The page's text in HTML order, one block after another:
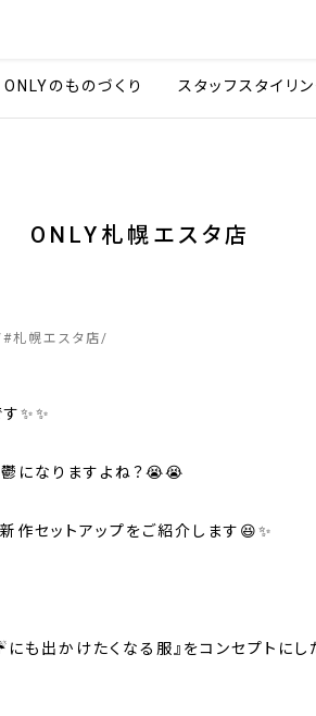
ONLYのものづくり スタッフスタイリ
ONLY札幌エスタ店
#札幌エスタ店
✨✨
になりますよね？😭😭
セットアップをご紹介します😆✨
出かけたくなる服』をコンセプトにし